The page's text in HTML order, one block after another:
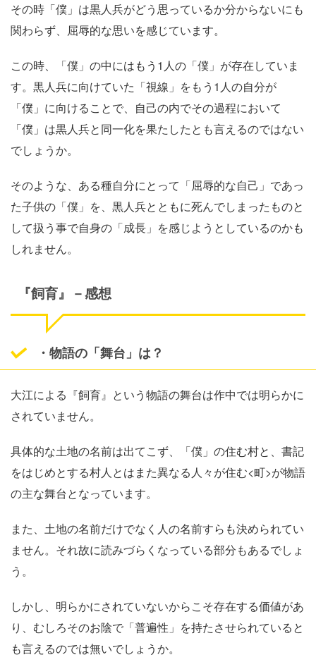
その時「僕」は黒人兵がどう思っているか分からないにも
関わらず、屈辱的な思いを感じています。
この時、「僕」の中にはもう1人の「僕」が存在していま
す。黒人兵に向けていた「視線」をもう1人の自分が
「僕」に向けることで、自己の内でその過程において
「僕」は黒人兵と同一化を果たしたとも言えるのではない
でしょうか。
そのような、ある種自分にとって「屈辱的な自己」であっ
た子供の「僕」を、黒人兵とともに死んでしまったものと
して扱う事で自身の「成長」を感じようとしているのかも
しれません。
『飼育』－感想
・物語の「舞台」は？
大江による『飼育』という物語の舞台は作中では明らかに
されていません。
具体的な土地の名前は出てこず、「僕」の住む村と、書記
をはじめとする村人とはまた異なる人々が住む<町>が物語
の主な舞台となっています。
また、土地の名前だけでなく人の名前すらも決められてい
ません。それ故に読みづらくなっている部分もあるでしょ
う。
しかし、明らかにされていないからこそ存在する価値があ
り、むしろそのお陰で「普遍性」を持たさせられていると
も言えるのでは無いでしょうか。